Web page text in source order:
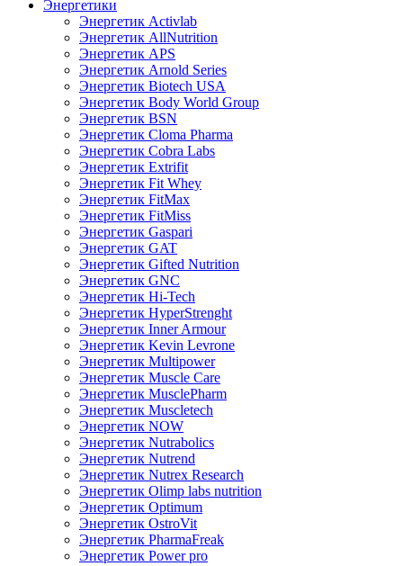
Энергетики
Энергетик Activlab
Энергетик AllNutrition
Энергетик APS
Энергетик Arnold Series
Энергетик Biotech USA
Энергетик Body World Group
Энергетик BSN
Энергетик Cloma Pharma
Энергетик Cobra Labs
Энергетик Extrifit
Энергетик Fit Whey
Энергетик FitMax
Энергетик FitMiss
Энергетик Gaspari
Энергетик GAT
Энергетик Gifted Nutrition
Энергетик GNC
Энергетик Hi-Tech
Энергетик HyperStrenght
Энергетик Inner Armour
Энергетик Kevin Levrone
Энергетик Multipower
Энергетик Muscle Care
Энергетик MusclePharm
Энергетик Muscletech
Энергетик NOW
Энергетик Nutrabolics
Энергетик Nutrend
Энергетик Nutrex Research
Энергетик Olimp labs nutrition
Энергетик Optimum
Энергетик OstroVit
Энергетик PharmaFreak
Энергетик Power pro